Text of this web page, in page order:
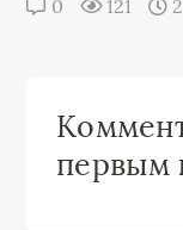
0 121
первым